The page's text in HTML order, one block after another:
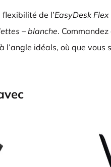
de l’EasyDesk
– blanche.
idéals, où que vous